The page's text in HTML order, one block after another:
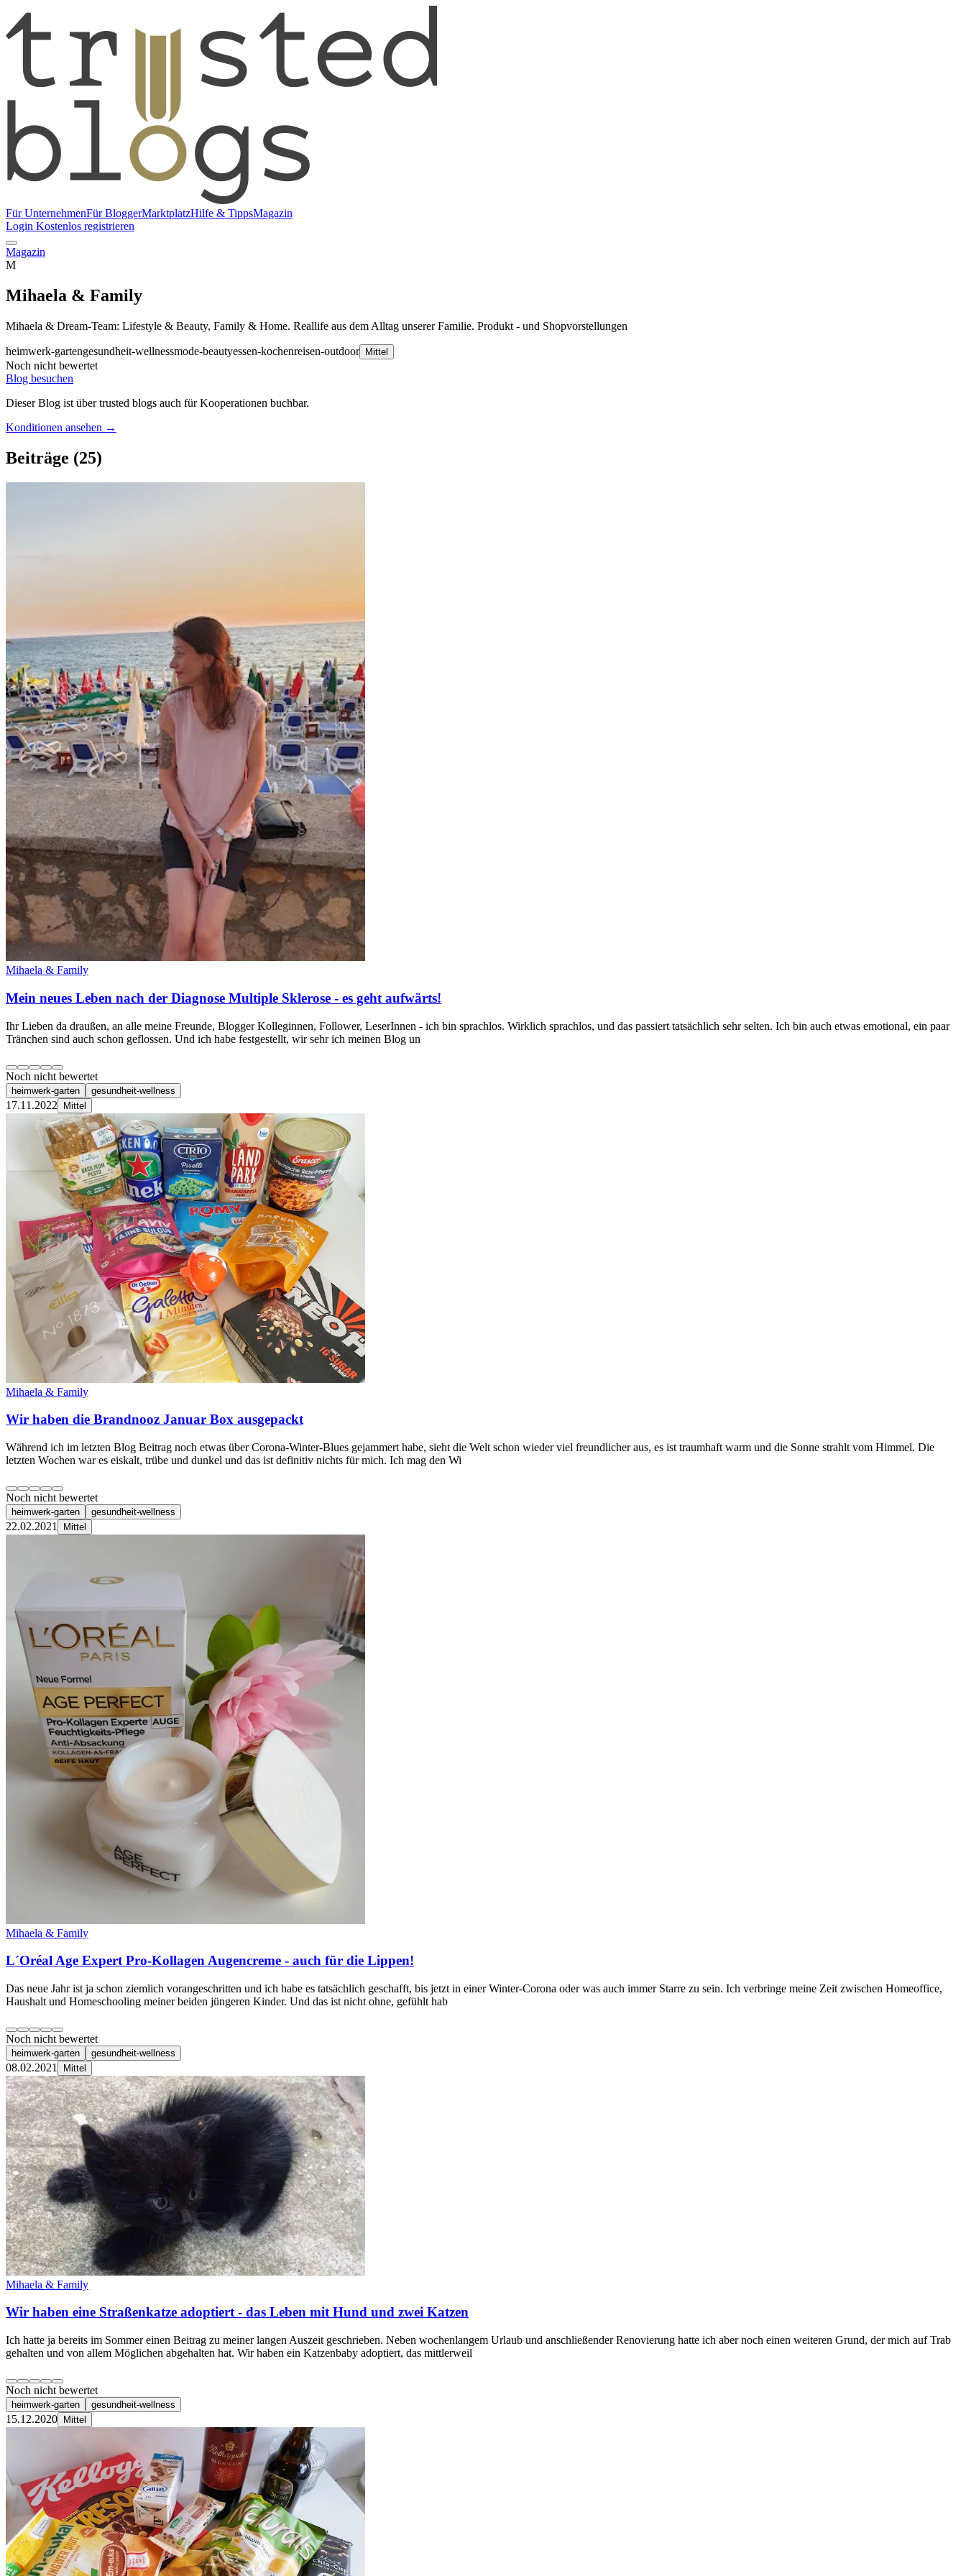
Für UnternehmenFür BloggerMarktplatzHilfe & TippsMagazin
Login Kostenlos registrieren
Magazin
M
Mihaela & Family
Mihaela & Dream-Team: Lifestyle & Beauty, Family & Home. Reallife aus dem Alltag unserer Familie. Produkt - und Shopvorstellungen
heimwerk-gartengesundheit-wellnessmode-beautyessen-kochenreisen-outdoor Mittel
Noch nicht bewertet
Blog besuchen
Dieser Blog ist über trusted blogs auch für Kooperationen buchbar.
Konditionen ansehen →
Beiträge (25)
Mihaela & Family
Mein neues Leben nach der Diagnose Multiple Sklerose - es geht aufwärts!
Ihr Lieben da draußen, an alle meine Freunde, Blogger Kolleginnen, Follower, LeserInnen - ich bin sprachlos. Wirklich sprachlos, und das passiert tatsächlich sehr selten. Ich bin auch etwas emotional, ein paar
Tränchen sind auch schon geflossen. Und ich habe festgestellt, wir sehr ich meinen Blog un
Noch nicht bewertet
heimwerk-garten gesundheit-wellness
17.11.2022 Mittel
Mihaela & Family
Wir haben die Brandnooz Januar Box ausgepackt
Während ich im letzten Blog Beitrag noch etwas über Corona-Winter-Blues gejammert habe, sieht die Welt schon wieder viel freundlicher aus, es ist traumhaft warm und die Sonne strahlt vom Himmel. Die
letzten Wochen war es eiskalt, trübe und dunkel und das ist definitiv nichts für mich. Ich mag den Wi
Noch nicht bewertet
heimwerk-garten gesundheit-wellness
22.02.2021 Mittel
Mihaela & Family
L´Oréal Age Expert Pro-Kollagen Augencreme - auch für die Lippen!
Das neue Jahr ist ja schon ziemlich vorangeschritten und ich habe es tatsächlich geschafft, bis jetzt in einer Winter-Corona oder was auch immer Starre zu sein. Ich verbringe meine Zeit zwischen Homeoffice,
Haushalt und Homeschooling meiner beiden jüngeren Kinder. Und das ist nicht ohne, gefühlt hab
Noch nicht bewertet
heimwerk-garten gesundheit-wellness
08.02.2021 Mittel
Mihaela & Family
Wir haben eine Straßenkatze adoptiert - das Leben mit Hund und zwei Katzen
Ich hatte ja bereits im Sommer einen Beitrag zu meiner langen Auszeit geschrieben. Neben wochenlangem Urlaub und anschließender Renovierung hatte ich aber noch einen weiteren Grund, der mich auf Trab
gehalten und von allem Möglichen abgehalten hat. Wir haben ein Katzenbaby adoptiert, das mittlerweil
Noch nicht bewertet
heimwerk-garten gesundheit-wellness
15.12.2020 Mittel